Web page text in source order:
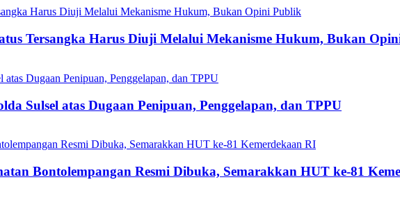
Tersangka Harus Diuji Melalui Mekanisme Hukum, Bukan
Sulsel atas Dugaan Penipuan, Penggelapan, dan TPPU
Bontolempangan Resmi Dibuka, Semarakkan HUT ke-81